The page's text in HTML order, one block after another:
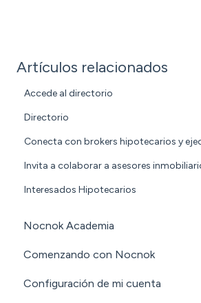
Artículos relacionados
Accede al directorio
Directorio
Conecta con brokers hipotecarios y
Invita a colaborar a asesores
Interesados Hipotecarios
Nocnok Academia
Comenzando con Nocnok
Configuración de mi cuenta